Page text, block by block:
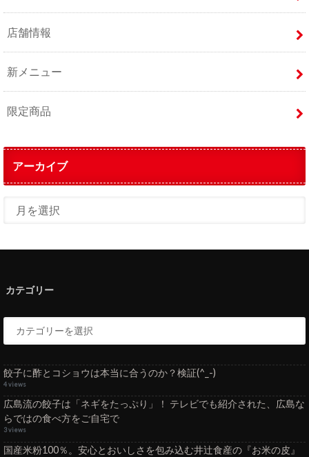
店舗情報
新メニュー
限定商品
アーカイブ
カテゴリー
餃子に酢とコショウは本当に合うのか？検証(^_-)
4 views
広島流の餃子は「ネギをたっぷり」！ テレビでも紹介された、広島な
らではの食べ方をご自宅で
3 views
国産米粉100％。安心とおいしさを包み込む井辻食産の『お米の皮』